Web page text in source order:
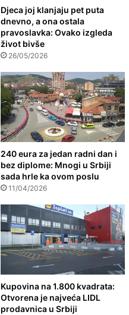
Djeca joj klanjaju pet puta
dnevno, a ona ostala
pravoslavka: Ovako izgleda
život bivše
26/05/2026
240 eura za jedan radni dan i
bez diplome: Mnogi u Srbiji
sada hrle ka ovom poslu
11/04/2026
Kupovina na 1.800 kvadrata:
Otvorena je najveća LIDL
prodavnica u Srbiji